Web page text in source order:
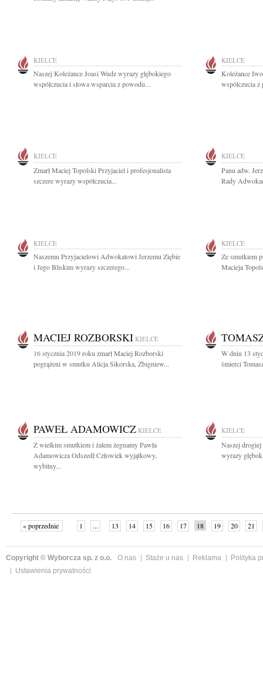
KIELCE
Naszej Koleżance Joasi Wudz wyrazy głębokiego
współczucia i słowa wsparcia z powodu...
KIELCE
Koleżance
współczucia
KIELCE
Zmarł Maciej Topolski Przyjaciel i profesjonalista
szczere wyrazy współczucia...
KIELCE
Panu adw.
Rady
KIELCE
Naszemu Przyjacielowi Adwokatowi Jerzemu Ziębie
i Jego Bliskim wyrazy szczerego...
KIELCE
Ze smutkiem
Macieja
MACIEJ ROZBORSKI KIELCE
16 stycznia 2019 roku zmarł Maciej Rozborski
pogrążeni w smutku Alicja Sikorska, Zbigniew...
W dniu 13
śmierci
PAWEŁ ADAMOWICZ KIELCE
Z wielkim smutkiem i żalem żegnamy Pawła
Adamowicza Odszedł Człowiek wyjątkowy,
wybitny...
KIELCE
Naszej
wyrazy
« poprzednie 1 ... 13 14 15 16 17 18 19 20
21
Copyright © Wyborcza sp. z o.o. O nas Staże u nas Reklama
Polityka
Ustawienia prywatności